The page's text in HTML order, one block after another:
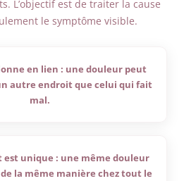
L’objectif est de traiter la cause
le symptôme visible.
en lien : une douleur peut
autre endroit que celui qui fait
mal.
est unique : une même douleur
la même manière chez tout le